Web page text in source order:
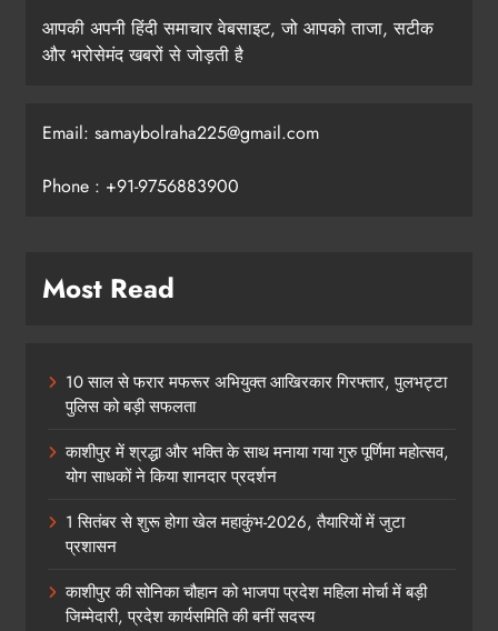
आपकी अपनी हिंदी समाचार वेबसाइट, जो आपको ताजा, सटीक
और भरोसेमंद खबरों से जोड़ती है
Email: samaybolraha225@gmail.com
Phone : +91-9756883900
Most Read
10 साल से फरार मफरूर अभियुक्त आखिरकार गिरफ्तार, पुलभट्टा
पुलिस को बड़ी सफलता
काशीपुर में श्रद्धा और भक्ति के साथ मनाया गया गुरु पूर्णिमा महोत्सव,
योग साधकों ने किया शानदार प्रदर्शन
1 सितंबर से शुरू होगा खेल महाकुंभ-2026, तैयारियों में जुटा
प्रशासन
काशीपुर की सोनिका चौहान को भाजपा प्रदेश महिला मोर्चा में बड़ी
जिम्मेदारी, प्रदेश कार्यसमिति की बनीं सदस्य